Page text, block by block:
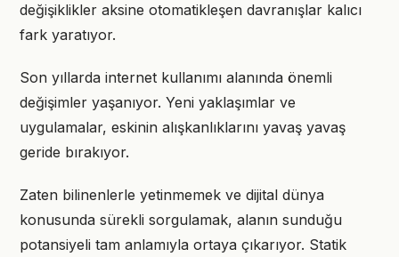
değişiklikler aksine otomatikleşen davranışlar kalıcı
fark yaratıyor.
Son yıllarda internet kullanımı alanında önemli
değişimler yaşanıyor. Yeni yaklaşımlar ve
uygulamalar, eskinin alışkanlıklarını yavaş yavaş
geride bırakıyor.
Zaten bilinenlerle yetinmemek ve dijital dünya
konusunda sürekli sorgulamak, alanın sunduğu
potansiyeli tam anlamıyla ortaya çıkarıyor. Statik